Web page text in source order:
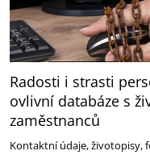
Radosti i strasti
ovlivní databáze s
zaměstnanců
Kontaktní údaje, životopisy,